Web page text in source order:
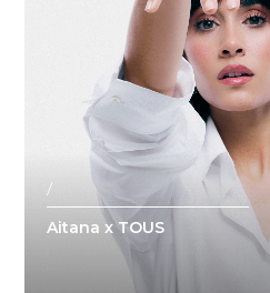
/
Aitana x TOUS